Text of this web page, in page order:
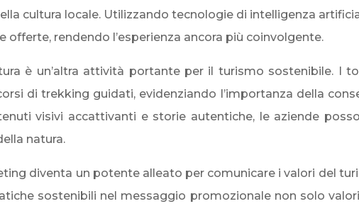
cultura locale. Utilizzando tecnologie di intelligenza
offerte, rendendo l’esperienza ancora più coinvolgente.
è un’altra attività portante per il turismo sostenibile. I
di trekking guidati, evidenziando l’importanza della
visivi accattivanti e storie autentiche, le aziende
natura.
diventa un potente alleato per comunicare i valori del
sostenibili nel messaggio promozionale non solo